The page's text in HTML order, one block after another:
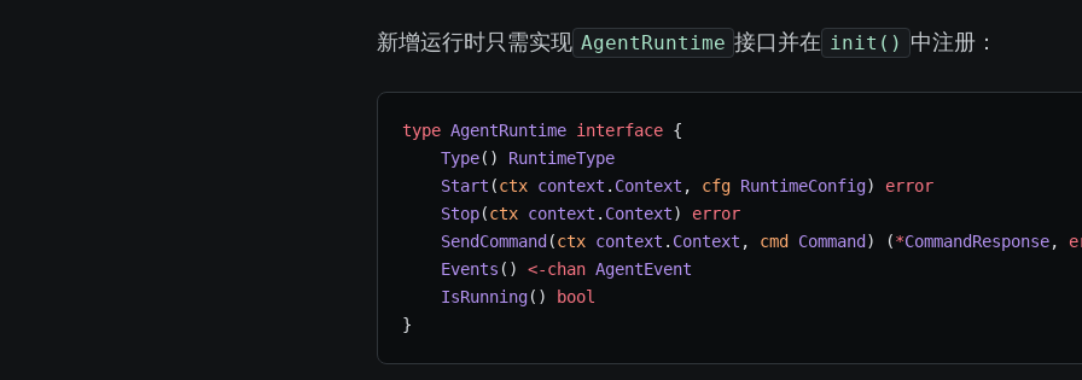
新增运行时只需实现 AgentRuntime 接口并在 init() 中注册：
type AgentRuntime interface {
    Type
() RuntimeType
    Start
(ctx context . Context , cfg RuntimeConfig) error
    Stop
(ctx context . Context) error
    SendCommand
(ctx context . Context , cmd Command ) (*CommandResponse,
    Events
() <-chan AgentEvent
    IsRunning
()
bool
}